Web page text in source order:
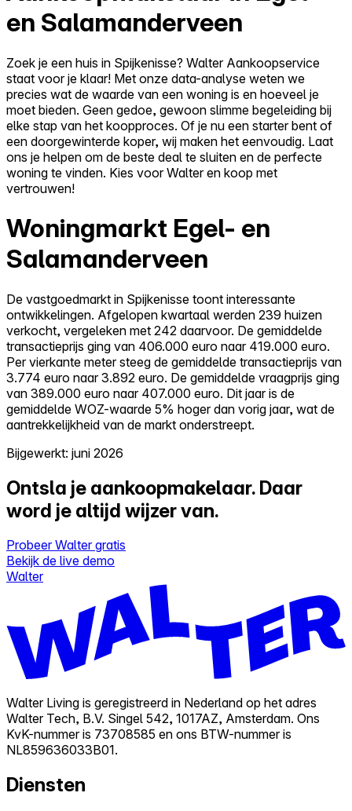
en Salamanderveen
Zoek je een huis in Spijkenisse? Walter Aankoopservice
staat voor je klaar! Met onze data-analyse weten we
precies wat de waarde van een woning is en hoeveel je
moet bieden. Geen gedoe, gewoon slimme begeleiding bij
elke stap van het koopproces. Of je nu een starter bent of
een doorgewinterde koper, wij maken het eenvoudig. Laat
ons je helpen om de beste deal te sluiten en de perfecte
woning te vinden. Kies voor Walter en koop met
vertrouwen!
Woningmarkt Egel- en
Salamanderveen
De vastgoedmarkt in Spijkenisse toont interessante
ontwikkelingen. Afgelopen kwartaal werden 239 huizen
verkocht, vergeleken met 242 daarvoor. De gemiddelde
transactieprijs ging van 406.000 euro naar 419.000 euro.
Per vierkante meter steeg de gemiddelde transactieprijs van
3.774 euro naar 3.892 euro. De gemiddelde vraagprijs ging
van 389.000 euro naar 407.000 euro. Dit jaar is de
gemiddelde WOZ-waarde 5% hoger dan vorig jaar, wat de
aantrekkelijkheid van de markt onderstreept.
Bijgewerkt: juni 2026
Ontsla je aankoopmakelaar. Daar
word je altijd wijzer van.
Probeer Walter gratis
Bekijk de live demo
Walter
Walter Living is geregistreerd in Nederland op het adres
Walter Tech, B.V. Singel 542, 1017AZ, Amsterdam. Ons
KvK-nummer is 73708585 en ons BTW-nummer is
NL859636033B01.
Diensten